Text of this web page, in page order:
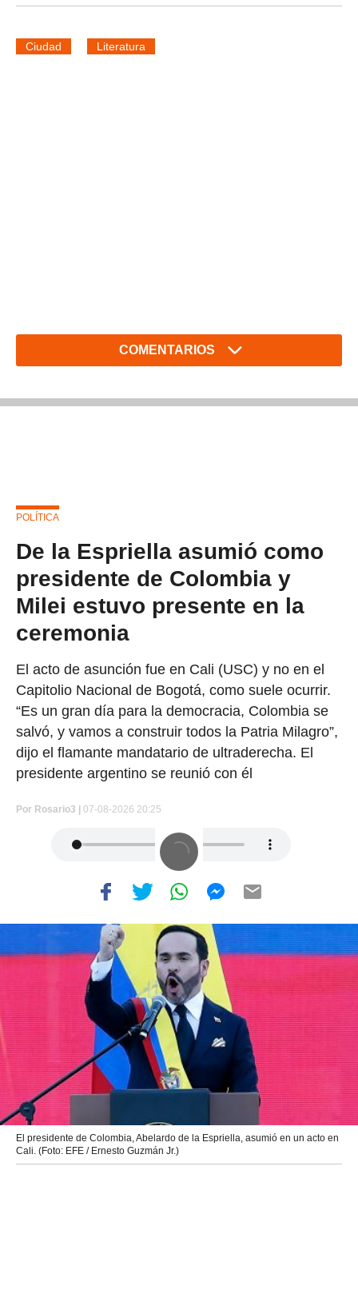
Ciudad Literatura
COMENTARIOS